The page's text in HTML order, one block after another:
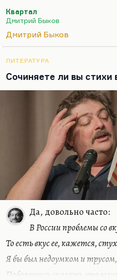
ведь проходится с
вырваться из привычных
какому принципу
Надо вырвать себя из
цепочек ложных долгов, из
квазиважных дел.
жизнь на время в
«Квартал» можно
Квартал
Дмитрий Быков
Дмитрий Быков
ЛИТЕРАТУРА
Сочиняете ли вы стихи
Да, довольно часто:
В России проблемы со
То есть вкус ее, кажется,
Я бы был недоумком и трусом,
Побоявшись сказать это вслух.